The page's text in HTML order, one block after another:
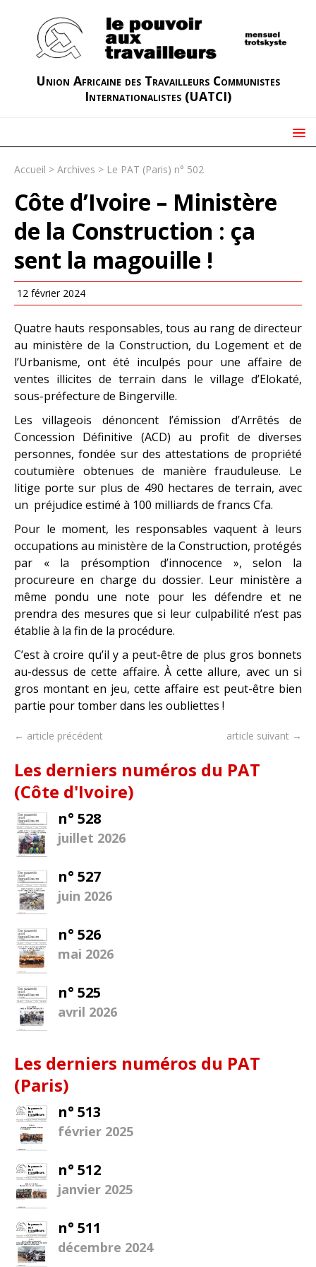
Union Africaine des Travailleurs Communistes
Internationalistes (UATCI)
Accueil > Archives > Le PAT (Paris) n° 502
Côte d’Ivoire – Ministère
de la Construction : ça
sent la magouille !
12 février 2024
Quatre hauts responsables, tous au rang de directeur
au ministère de la Construction, du Logement et de
l’Urbanisme, ont été inculpés pour une affaire de
ventes illicites de terrain dans le village d’Elokaté,
sous-préfecture de Bingerville.
Les villageois dénoncent l’émission d’Arrêtés de
Concession Définitive (ACD) au profit de diverses
personnes, fondée sur des attestations de propriété
coutumière obtenues de manière frauduleuse. Le
litige porte sur plus de 490 hectares de terrain, avec
un préjudice estimé à 100 milliards de francs Cfa.
Pour le moment, les responsables vaquent à leurs
occupations au ministère de la Construction, protégés
par « la présomption d’innocence », selon la
procureure en charge du dossier. Leur ministère a
même pondu une note pour les défendre et ne
prendra des mesures que si leur culpabilité n’est pas
établie à la fin de la procédure.
C’est à croire qu’il y a peut-être de plus gros bonnets
au-dessus de cette affaire. À cette allure, avec un si
gros montant en jeu, cette affaire est peut-être bien
partie pour tomber dans les oubliettes !
← article précédent article suivant →
Les derniers numéros du PAT
(Côte d'Ivoire)
n° 528
juillet 2026
n° 527
juin 2026
n° 526
mai 2026
n° 525
avril 2026
Les derniers numéros du PAT
(Paris)
n° 513
février 2025
n° 512
janvier 2025
n° 511
décembre 2024